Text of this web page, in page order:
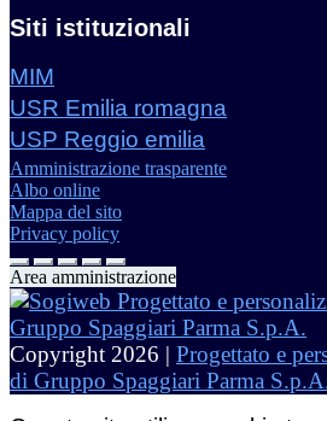
Siti istituzionali
MIM
USR Emilia romagna
USP Reggio emilia
Amministrazione trasparente
Albo online
Mappa del sito
Privacy policy
Area amministrazione
Copyright 2026 | Progettato e
di Gruppo Spaggiari Parma